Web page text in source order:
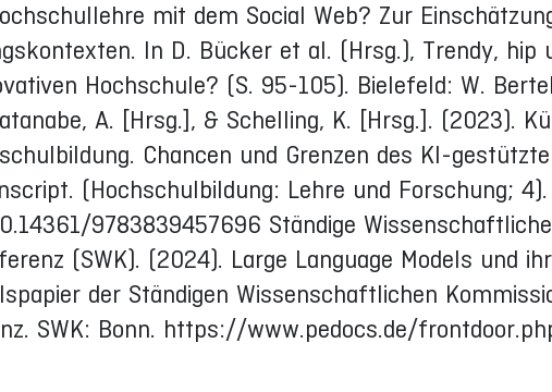
mit dem Social Web? Zur
In D. Bücker et al. (Hrsg.), Trendy, hip
Hochschule? (S. 95-105). Bielefeld: W.
A. [Hrsg.], & Schelling, K. [Hrsg.]. (2023).
Chancen und Grenzen des KI-
(Hochschulbildung: Lehre und Forschung; 4).
9783839457696 Ständige
(SWK). (2024). Large Language Models und
der Ständigen Wissenschaftlichen
SWK: Bonn. https://www.pedocs.de/